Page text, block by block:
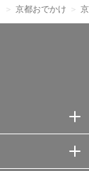
京都おでかけ